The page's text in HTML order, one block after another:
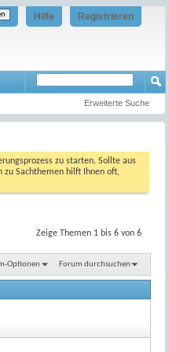
Registrieren
Hilfe
Erweiterte Suche
zu starten. Sollte aus
zu Sachthemen hilft Ihnen oft,
Zeige Themen 1 bis 6 von 6
Optionen Forum durchsuchen